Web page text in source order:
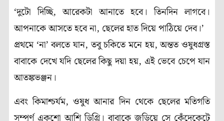
‘দুটো দিচ্ছি, আরেকটা আনাতে হবে। তিনদিন লাগবে।
আপনাকে আসতে হবে না, ছেলের হাত দিয়ে পাঠিয়ে দেব।’
প্রথমে ‘না’ বলতে যান, তবু চকিতে মনে হয়, অন্তত ওষুধগ্রস্ত
বাবাকে দেখে যদি ছেলের কিছু দয়া হয়, এই ভেবে চেপে যান
আতঙ্কভঞ্জন।
এবং কিমাশ্চর্যম, ওষুধ আনার দিন থেকে ছেলের মতিগতি